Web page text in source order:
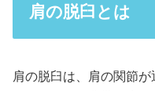
肩の脱臼とは
肩の脱臼は、肩の関節